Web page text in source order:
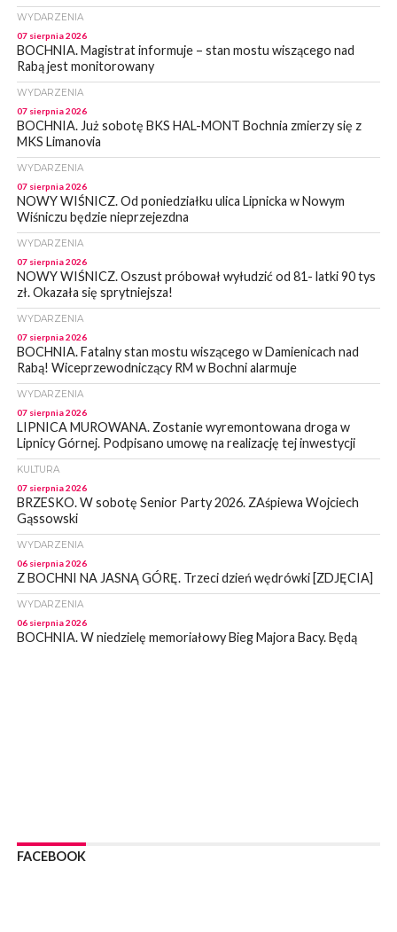
WYDARZENIA
07 sierpnia 2026
BOCHNIA. Magistrat informuje – stan mostu wiszącego nad
Rabą jest monitorowany
WYDARZENIA
07 sierpnia 2026
BOCHNIA. Już sobotę BKS HAL-MONT Bochnia zmierzy się z
MKS Limanovia
WYDARZENIA
07 sierpnia 2026
NOWY WIŚNICZ. Od poniedziałku ulica Lipnicka w Nowym
Wiśniczu będzie nieprzejezdna
WYDARZENIA
07 sierpnia 2026
NOWY WIŚNICZ. Oszust próbował wyłudzić od 81- latki 90 tys
zł. Okazała się sprytniejsza!
WYDARZENIA
07 sierpnia 2026
BOCHNIA. Fatalny stan mostu wiszącego w Damienicach nad
Rabą! Wiceprzewodniczący RM w Bochni alarmuje
WYDARZENIA
07 sierpnia 2026
LIPNICA MUROWANA. Zostanie wyremontowana droga w
Lipnicy Górnej. Podpisano umowę na realizację tej inwestycji
KULTURA
07 sierpnia 2026
BRZESKO. W sobotę Senior Party 2026. ZAśpiewa Wojciech
Gąssowski
WYDARZENIA
06 sierpnia 2026
Z BOCHNI NA JASNĄ GÓRĘ. Trzeci dzień wędrówki [ZDJĘCIA]
WYDARZENIA
06 sierpnia 2026
BOCHNIA. W niedzielę memoriałowy Bieg Majora Bacy. Będą
06 sierpnia 2026
POWIAT BRZESKI. W Wytrzyszczce karetka zderzyła się z
FACEBOOK